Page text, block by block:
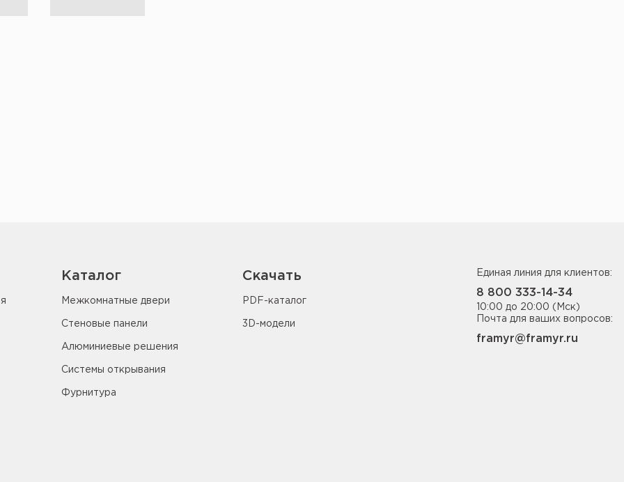
Каталог
Межкомнатные двери
Стеновые панели
Алюминиевые решения
Системы открывания
Фурнитура
Скачать
PDF-каталог
3D-модели
Единая линия для клиентов:
8 800 333-14-34
10:00 до 20:00 (Мск)
Почта для ваших вопросов:
framyr@framyr.ru